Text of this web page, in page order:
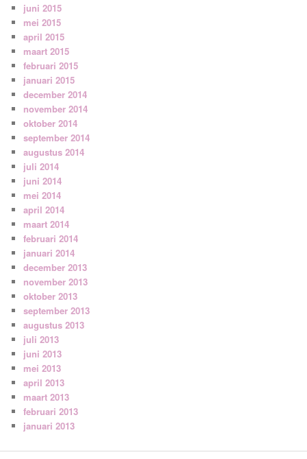
juni 2015
mei 2015
april 2015
maart 2015
februari 2015
januari 2015
december 2014
november 2014
oktober 2014
september 2014
augustus 2014
juli 2014
juni 2014
mei 2014
april 2014
maart 2014
februari 2014
januari 2014
december 2013
november 2013
oktober 2013
september 2013
augustus 2013
juli 2013
juni 2013
mei 2013
april 2013
maart 2013
februari 2013
januari 2013